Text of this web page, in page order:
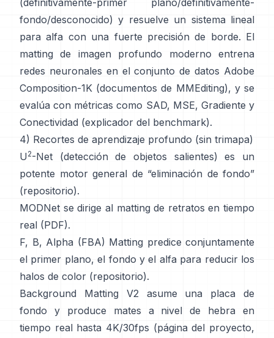
(definitivamente-primer plano/definitivamente-
fondo/desconocido) y resuelve un sistema lineal
para alfa con una fuerte precisión de borde. El
matting de imagen profundo
moderno entrena
redes neuronales en el conjunto de datos Adobe
Composition-1K (documentos de MMEditing), y se
evalúa con métricas como SAD, MSE, Gradiente y
Conectividad (explicador del benchmark).
4) Recortes de aprendizaje profundo (sin trimapa)
U 2-Net (detección de objetos salientes) es un
potente motor general de “eliminación de fondo”
(repositorio).
MODNet se dirige al matting de retratos en tiempo
real (PDF).
F, B, Alpha (FBA) Matting predice conjuntamente
el primer plano, el fondo y el alfa para reducir los
halos de color (repositorio).
Background Matting V2 asume una placa de
fondo y produce mates a nivel de hebra en
tiempo real hasta 4K/30fps (página del proyecto,